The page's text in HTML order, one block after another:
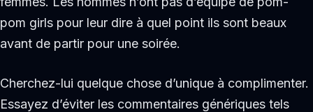
pom girls pour leur dire à quel point ils sont beaux
avant de partir pour une soirée.
Cherchez-lui quelque chose d’unique à complimenter.
Essayez d’éviter les commentaires génériques tels